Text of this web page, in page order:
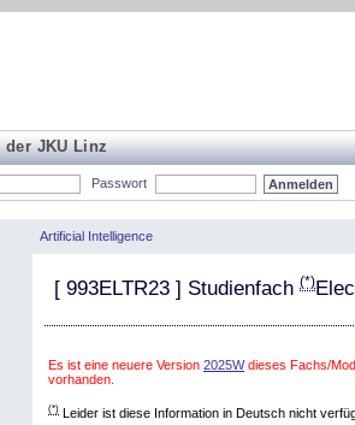
der JKU Linz
Passwort
Artificial Intelligence
[ 993ELTR23 ] Studienfach (*)
Es ist eine neuere Version 2025Wdieses Fachs/
vorhanden.
(*) Leider ist diese Information in Deutsch nicht